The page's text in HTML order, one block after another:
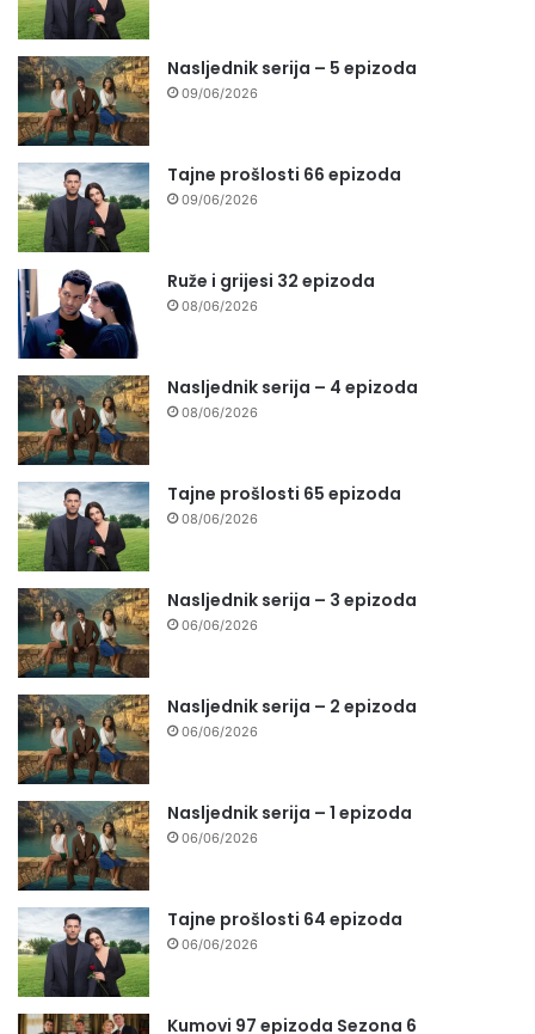
Nasljednik serija – 5 epizoda
09/06/2026
Tajne prošlosti 66 epizoda
09/06/2026
Ruže i grijesi 32 epizoda
08/06/2026
Nasljednik serija – 4 epizoda
08/06/2026
Tajne prošlosti 65 epizoda
08/06/2026
Nasljednik serija – 3 epizoda
06/06/2026
Nasljednik serija – 2 epizoda
06/06/2026
Nasljednik serija – 1 epizoda
06/06/2026
Tajne prošlosti 64 epizoda
06/06/2026
Kumovi 97 epizoda Sezona 6